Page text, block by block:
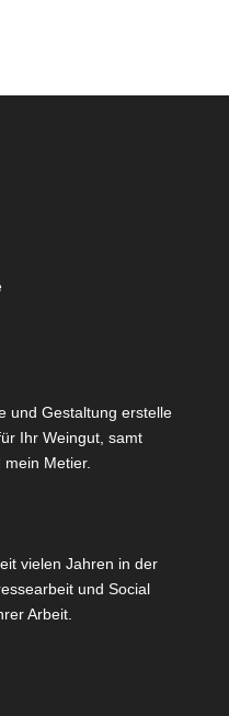
und Gestaltung erstelle
Ihr Weingut, samt
Metier.
vielen Jahren in der
und Social
Arbeit.